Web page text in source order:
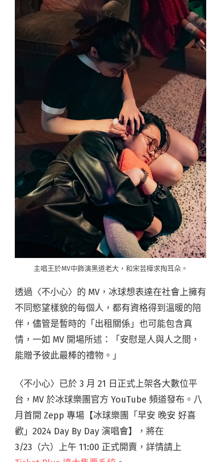
主唱王於MV中飾演黑道老大，和宋芸樺求掏耳朵。
透過〈不小心〉的 MV，冰球想表達在社會上擁有
不同慾望樣貌的每個人，都有資格得到溫暖的陪
伴，儘管是暫時的「出租關係」也可能包含真
情，一如 MV 開場所述：「安慰是人與人之間，
能贈予彼此最棒的禮物。」
〈不小心〉已於 3 月 21 日正式上架各大數位平
台，MV 於冰球樂團官方 YouTube 頻道發布。八
月首開 Zepp 專場【冰球樂團「早安 晚安 好喜
歡」2024 Day By Day 演唱會】，將在
3/23（六）上午 11:00 正式開賣，詳情請上